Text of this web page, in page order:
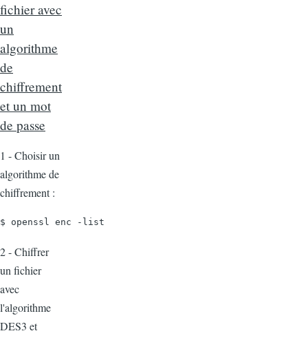
fichier avec
un
algorithme
de
chiffrement
et un mot
de passe
1 - Choisir un
algorithme de
chiffrement :
$ openssl enc -list
2 - Chiffrer
un fichier
avec
l'algorithme
DES3 et